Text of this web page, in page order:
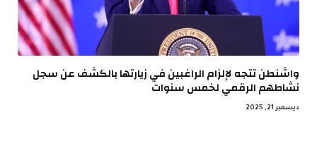
واشنطن تتجه لإلزام الراغبين في زيارتها بالكشف عن سجل
نشاطهم الرقمي لخمس سنوات
ديسمبر 21, 2025